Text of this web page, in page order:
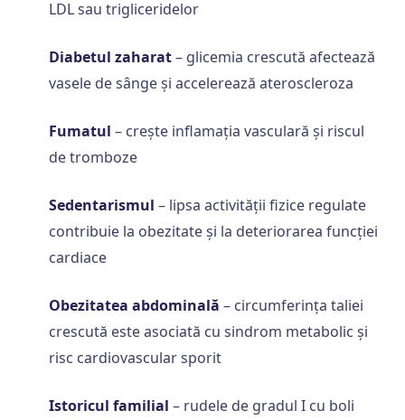
LDL sau trigliceridelor
Diabetul zaharat– glicemia crescută afectează
vasele de sânge și accelerează ateroscleroza
Fumatul – crește inflamația vasculară și riscul
de tromboze
Sedentarismul – lipsa activității fizice regulate
contribuie la obezitate și la deteriorarea funcției
cardiace
Obezitatea abdominală – circumferința taliei
crescută este asociată cu sindrom metabolic și
risc cardiovascular sporit
Istoricul familial – rudele de gradul I cu boli